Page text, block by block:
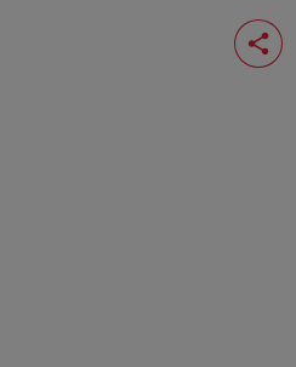
ペ
ー
ジ